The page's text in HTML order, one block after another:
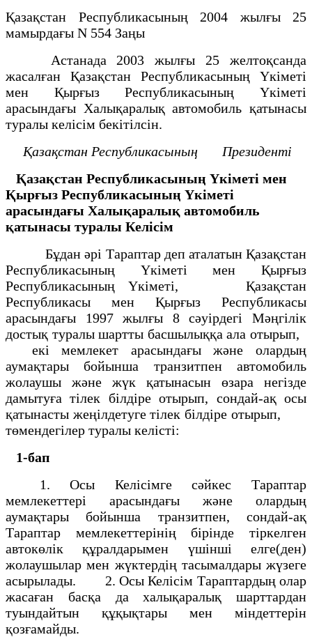
Қазақстан Республикасының 2004 жылғы 25
мамырдағы N 554 Заңы
Астанада 2003 жылғы 25 желтоқсанда
жасалған Қазақстан Республикасының Үкiметi
мен Қырғыз Республикасының Үкiметi
арасындағы Халықаралық автомобиль қатынасы
туралы келiсiм бекiтiлсiн.
Қазақстан Республикасының
Президентi
Қазақстан Республикасының Үкiметi мен
Қырғыз Республикасының Үкiметi
арасындағы Халықаралық автомобиль
қатынасы туралы Келісім
Бұдан әрi Тараптар деп аталатын Қазақстан
Республикасының Үкiметi мен Қырғыз
Республикасының Үкiметi, Қазақстан
Республикасы мен Қырғыз Республикасы
арасындағы 1997 жылғы 8 сәуiрдегi Мәңгiлiк
достық туралы шартты басшылыққа ала отырып,
екi мемлекет арасындағы және олардың
аумақтары бойынша транзитпен автомобиль
жолаушы және жүк қатынасын өзара негiзде
дамытуға тiлек бiлдiре отырып, сондай-ақ осы
қатынасты жеңiлдетуге тiлек бiлдiре отырып,
төмендегiлер туралы келiстi:
1-бап
1. Осы Келiсiмге сәйкес Тараптар
мемлекеттерi арасындағы және олардың
аумақтары бойынша транзитпен, сондай-ақ
Тараптар мемлекеттерiнiң бiрiнде тiркелген
автокөлiк құралдарымен үшiншi елге(ден)
жолаушылар мен жүктердiң тасымалдары жүзеге
асырылады. 2. Осы Келiсiм Тараптардың олар
жасаған басқа да халықаралық шарттардан
туындайтын құқықтары мен мiндеттерiн
қозғамайды.